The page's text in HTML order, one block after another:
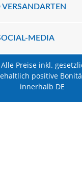
MEDIA
Alle Preise inkl.
positive
innerhalb DE